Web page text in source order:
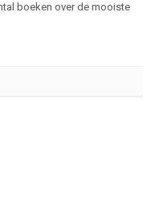
boeken over de mooiste